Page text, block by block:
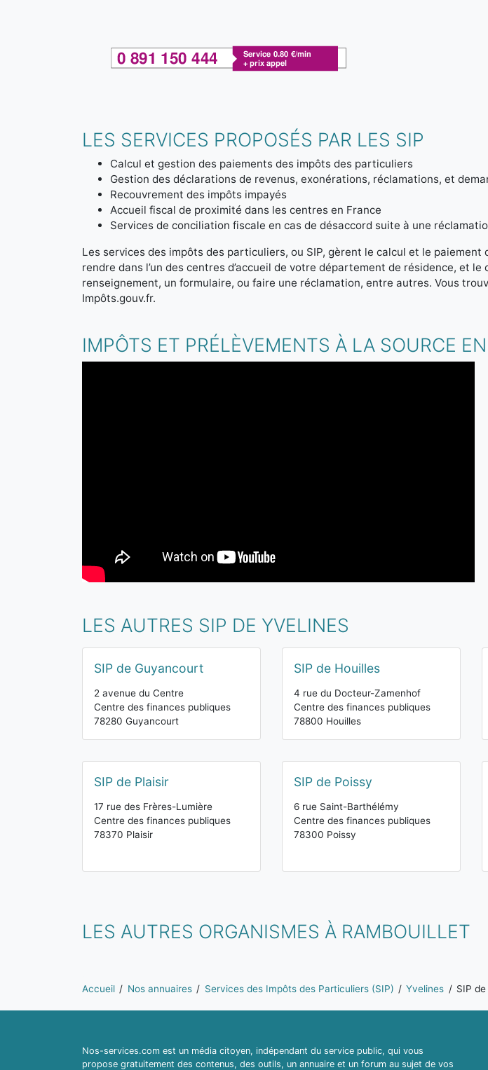
LES SERVICES PROPOSÉS PAR LES SIP
Calcul et gestion des paiements des impôts des particuliers
Gestion des déclarations de revenus, exonérations, réclamations, et
Recouvrement des impôts impayés
Accueil fiscal de proximité dans les centres en France
Services de conciliation fiscale en cas de désaccord suite à une
Les services des impôts des particuliers, ou SIP, gèrent le calcul et le
rendre dans l’un des centres d’accueil de votre département de résidence, et
renseignement, un formulaire, ou faire une réclamation, entre autres. Vous
Impôts.gouv.fr.
IMPÔTS ET PRÉLÈVEMENTS À LA SOURCE
LES AUTRES SIP DE YVELINES
SIP de Guyancourt
2 avenue du Centre
Centre des finances publiques
78280 Guyancourt
SIP de Houilles
4 rue du Docteur-Zamenhof
Centre des finances publiques
78800 Houilles
SIP de Plaisir
17 rue des Frères-Lumière
Centre des finances publiques
78370 Plaisir
SIP de Poissy
6 rue Saint-Barthélémy
Centre des finances publiques
78300 Poissy
LES AUTRES ORGANISMES À RAMBOUILLET
Vous êtes ici:
Accueil Nos annuaires Services des Impôts des Particuliers (SIP) Yvelines SIP
Nos-services.com est un média citoyen, indépendant du service public, qui vous
propose gratuitement des contenus, des outils, un annuaire et un forum au sujet de vos